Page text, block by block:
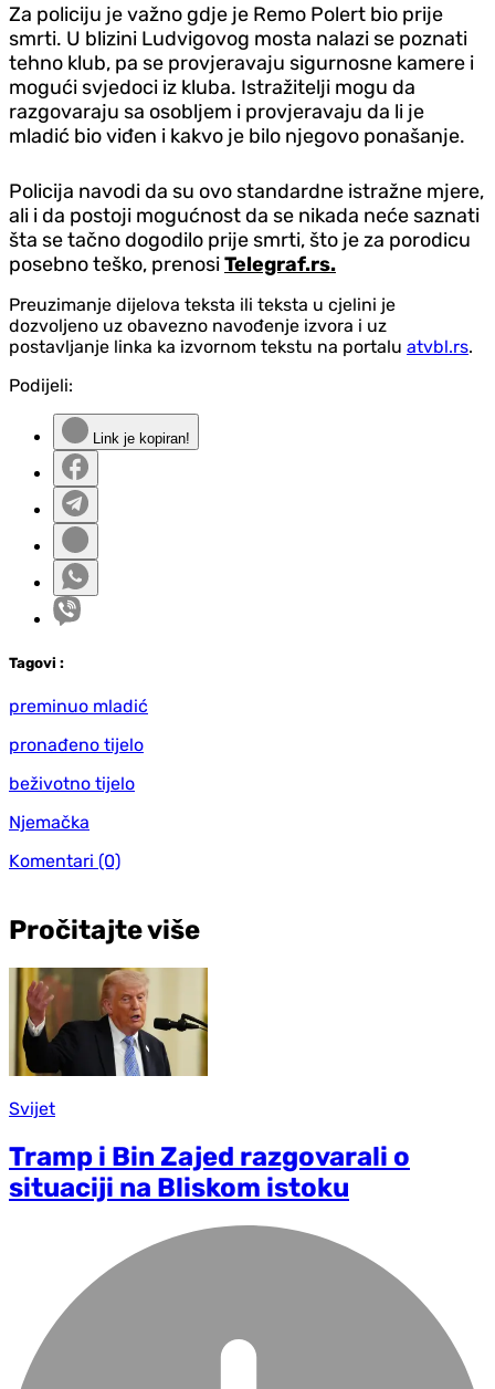
Za policiju je važno gdje je Remo Polert bio prije
smrti. U blizini Ludvigovog mosta nalazi se poznati
tehno klub, pa se provjeravaju sigurnosne kamere i
mogući svjedoci iz kluba. Istražitelji mogu da
razgovaraju sa osobljem i provjeravaju da li je
mladić bio viđen i kakvo je bilo njegovo ponašanje.
Policija navodi da su ovo standardne istražne mjere,
ali i da postoji mogućnost da se nikada neće saznati
šta se tačno dogodilo prije smrti, što je za porodicu
posebno teško, prenosiTelegraf.rs.
Preuzimanje dijelova teksta ili teksta u cjelini je
dozvoljeno uz obavezno navođenje izvora i uz
postavljanje linka ka izvornom tekstu na portalu atvbl.rs.
Podijeli:
Link je kopiran!
Tagovi :
preminuo mladić
pronađeno tijelo
beživotno tijelo
Njemačka
Komentari (0)
Pročitajte više
Svijet
Tramp i Bin Zajed razgovarali o
situaciji na Bliskom istoku